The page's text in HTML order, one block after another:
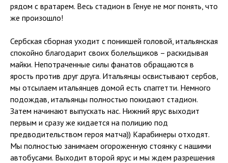
рядом с вратарем. Весь стадион в Генуе не мог понять, что
же произошло!
Сербская сборная уходит с поникшей головой, итальянская
спокойно благодарит своих болельщиков – раскидывая
майки. Непотраченные силы фанатов обращаются в
ярость против друг друга. Итальянцы освистывают сербов,
мы отсылаем итальянцев домой есть спаггетти. Немного
подождав, итальянцы полностью покидают стадион.
Затем начинают выпускать нас. Нижний ярус выходит
первым и сразу же кидается на полицию под
предводительством героя матча)) Карабинеры отходят.
Мы полностью занимаем огороженную стоянку с нашими
автобусами. Выходит второй ярус и мы ждем разрешения